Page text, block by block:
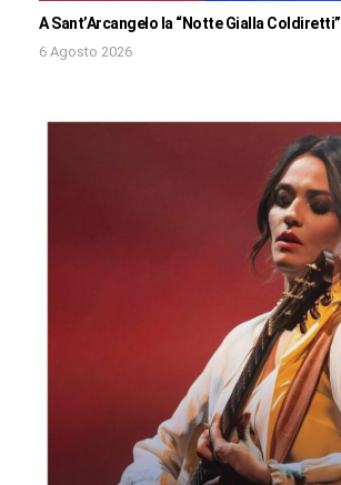
A Sant’Arcangelo la “Notte Gialla Coldiretti”
6 Agosto 2026